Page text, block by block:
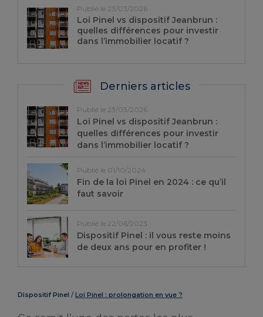
Dispositif Pinel Loi Pinel : prolongation en vue ?
Publié le 23/03/2026
Loi Pinel vs dispositif Jeanbrun :
quelles différences pour investir
dans l’immobilier locatif ?
Derniers articles
Publié le 23/03/2026
Loi Pinel vs dispositif Jeanbrun :
quelles différences pour investir
dans l’immobilier locatif ?
Publié le 01/10/2024
Fin de la loi Pinel en 2024 : ce qu’il
faut savoir
Publié le 22/06/2023
Dispositif Pinel : il vous reste moins
de deux ans pour en profiter !